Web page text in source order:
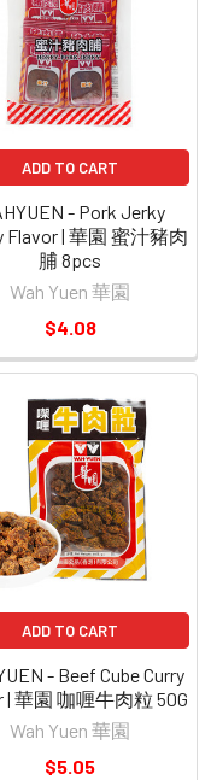
ADD TO CART
- Pork Jerky
Flavor | 華園 蜜汁豬肉
脯 8pcs
Wah Yuen 華園
$4.08
ADD TO CART
- Beef Cube Curry
| 華園 咖喱牛肉粒 50G
Wah Yuen 華園
$5.05